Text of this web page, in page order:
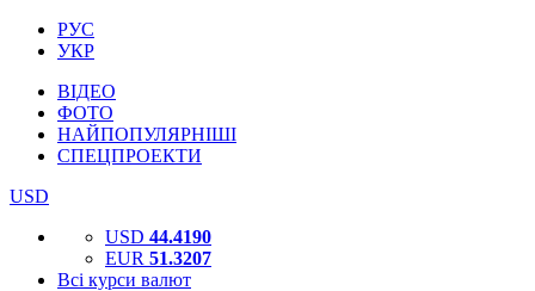
РУС
УКР
ВІДЕО
ФОТО
НАЙПОПУЛЯРНІШІ
СПЕЦПРОЕКТИ
USD
USD 44.4190
EUR 51.3207
Всі курси валют